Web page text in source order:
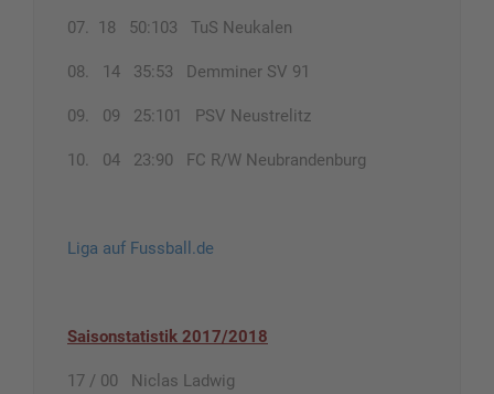
07. 18 50:103 TuS Neukalen
08. 14 35:53 Demminer SV 91
09. 09 25:101 PSV Neustrelitz
10. 04 23:90 FC R/W Neubrandenburg
Liga auf Fussball.de
Saisonstatistik 2017/2018
17 / 00 Niclas Ladwig